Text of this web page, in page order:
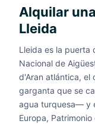
Alquilar
Lleida
Lleida es la puerta
Nacional de
d'Aran atlántica,
garganta que se
agua turquesa— y
Europa,